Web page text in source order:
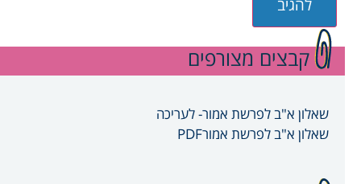
קבצים מצורפים
שאלון א"ב לפרשת אמור- לעריכה
שאלון א"ב לפרשת אמורPDF